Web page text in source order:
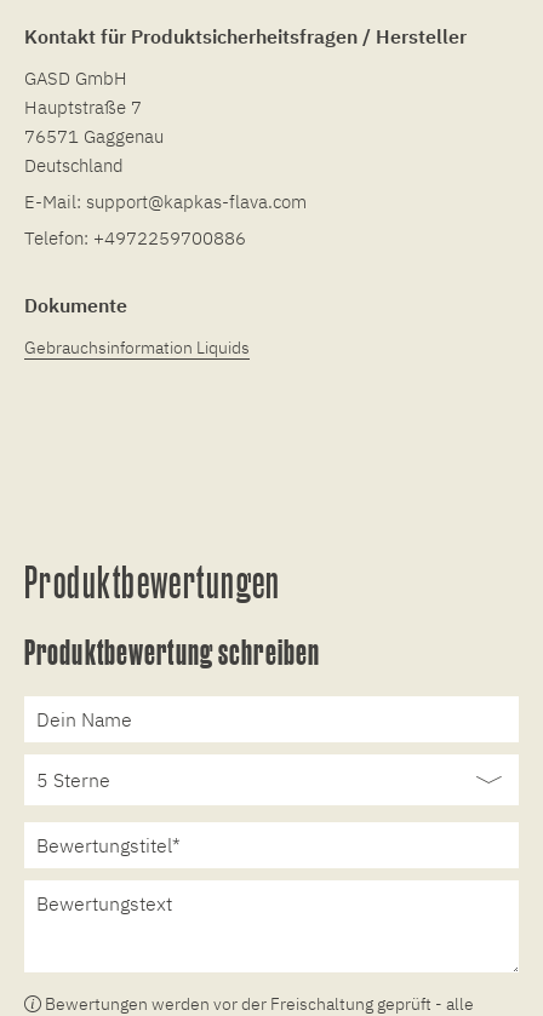
Kontakt für Produktsicherheitsfragen / Hersteller
GASD GmbH
Hauptstraße 7
76571 Gaggenau
Deutschland
E-Mail: support@kapkas-flava.com
Telefon: +4972259700886
Dokumente
Gebrauchsinformation Liquids
Produktbewertungen
Produktbewertung schreiben
Bewertungen werden vor der Freischaltung geprüft - alle